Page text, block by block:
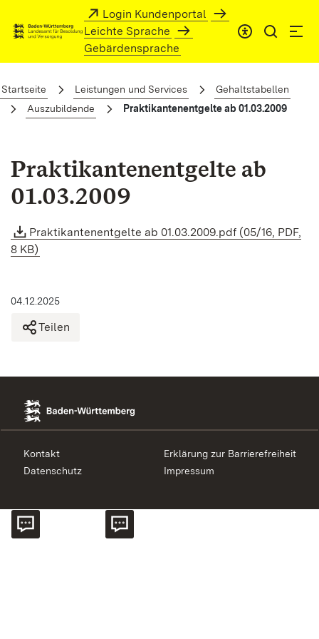
Zum Hauptinhalt springenLogin Kundenportal
Leichte Sprache
Gebärdensprache
Startseite Leistungen und Services
Gehaltstabellen
Auszubildende
Praktikantenentgelte ab 01.03.2009
04.12.2025
Teilen
Praktikantenentgelte ab
01.03.2009
Praktikantenentgelte ab 01.03.2009.pdf (05/16, PDF,
8 KB)
Kontakt
Datenschutz
Erklärung zur Barrierefreiheit
Impressum